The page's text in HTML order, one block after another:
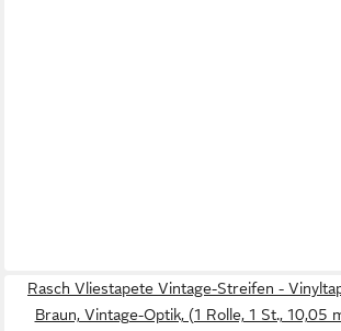
Rasch Vliestapete Vintage-Streifen -
Braun, Vintage-Optik, (1 Rolle, 1 St., 10,05